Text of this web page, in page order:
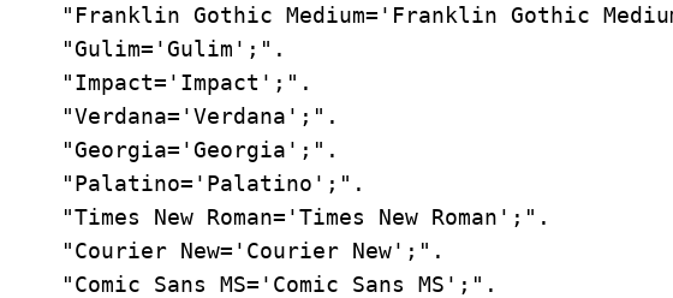
"Franklin Gothic Medium='Franklin Gothic
"Gulim='Gulim';".
"Impact='Impact';".
"Verdana='Verdana';".
"Georgia='Georgia';".
"Palatino='Palatino';".
"Times New Roman='Times New Roman';".
"Courier New='Courier New';".
"Comic Sans MS='Comic Sans MS';".